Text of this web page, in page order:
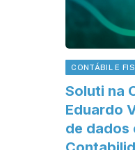
CONTÁBIL E
Soluti na
Eduardo
de dados